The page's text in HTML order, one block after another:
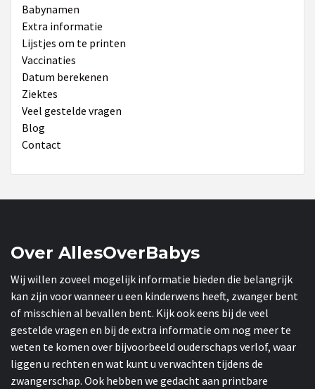
Babynamen
Extra informatie
Lijstjes om te printen
Vaccinaties
Datum berekenen
Ziektes
Veel gestelde vragen
Blog
Contact
Over AllesOverBabys
Wij willen zoveel mogelijk informatie bieden die belangrijk
kan zijn voor wanneer u een kinderwens heeft, zwanger bent
of misschien al bevallen bent. Kijk ook eens bij de veel
gestelde vragen en bij de extra informatie om nog meer te
weten te komen over bijvoorbeeld ouderschaps verlof, waar
liggen u rechten en wat kunt u verwachten tijdens de
zwangerschap. Ook hebben we gedacht aan printbare